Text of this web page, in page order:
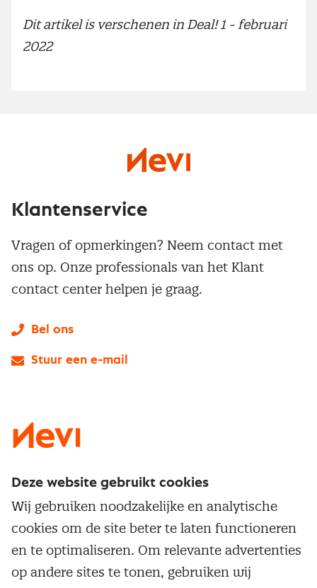
Dit artikel is verschenen in Deal! 1 - februari
2022
Service & contact
Over inkoop
Netwerk en communities
Populaire thema's
Aanbesteden
Opleidingen en trainingen
Klantenservice
Vragen of opmerkingen? Neem contact met
ons op. Onze professionals van het Klant
contact center helpen je graag.
Bel ons
Stuur een e-mail
Deze website gebruikt cookies
Wij gebruiken noodzakelijke en analytische
cookies om de site beter te laten functioneren
en te optimaliseren. Om relevante advertenties
op andere sites te tonen, gebruiken wij